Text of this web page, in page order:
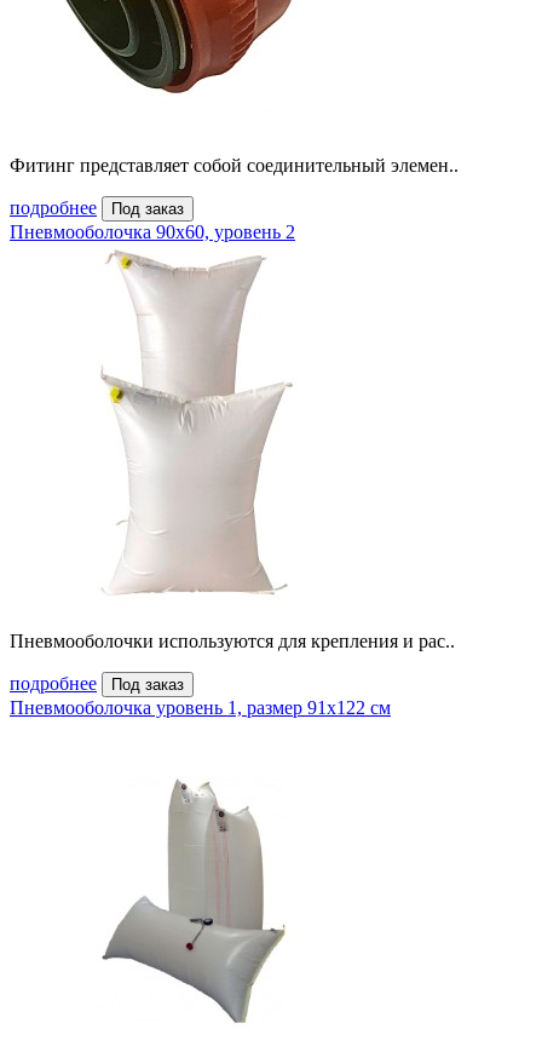
Фитинг представляет собой соединительный элемен..
подробнее Под заказ
Пневмооболочка 90х60, уровень 2
Пневмооболочки используются для крепления и рас..
подробнее Под заказ
Пневмооболочка уровень 1, размер 91x122 см